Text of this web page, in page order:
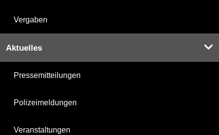
Vergaben
Aktuelles
Pressemitteilungen
Polizeimeldungen
Veranstaltungen